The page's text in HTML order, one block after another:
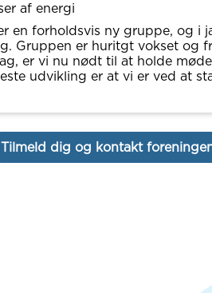
af energi
en forholdsvis ny gruppe, og i
Gruppen er huritgt vokset og
er vi nu nødt til at holde
udvikling er at vi er ved at
Tilmeld dig og kontakt